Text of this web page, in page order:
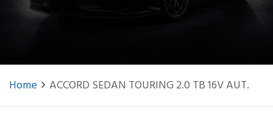
Home ACCORD SEDAN TOURING 2.0 TB 16V AUT.